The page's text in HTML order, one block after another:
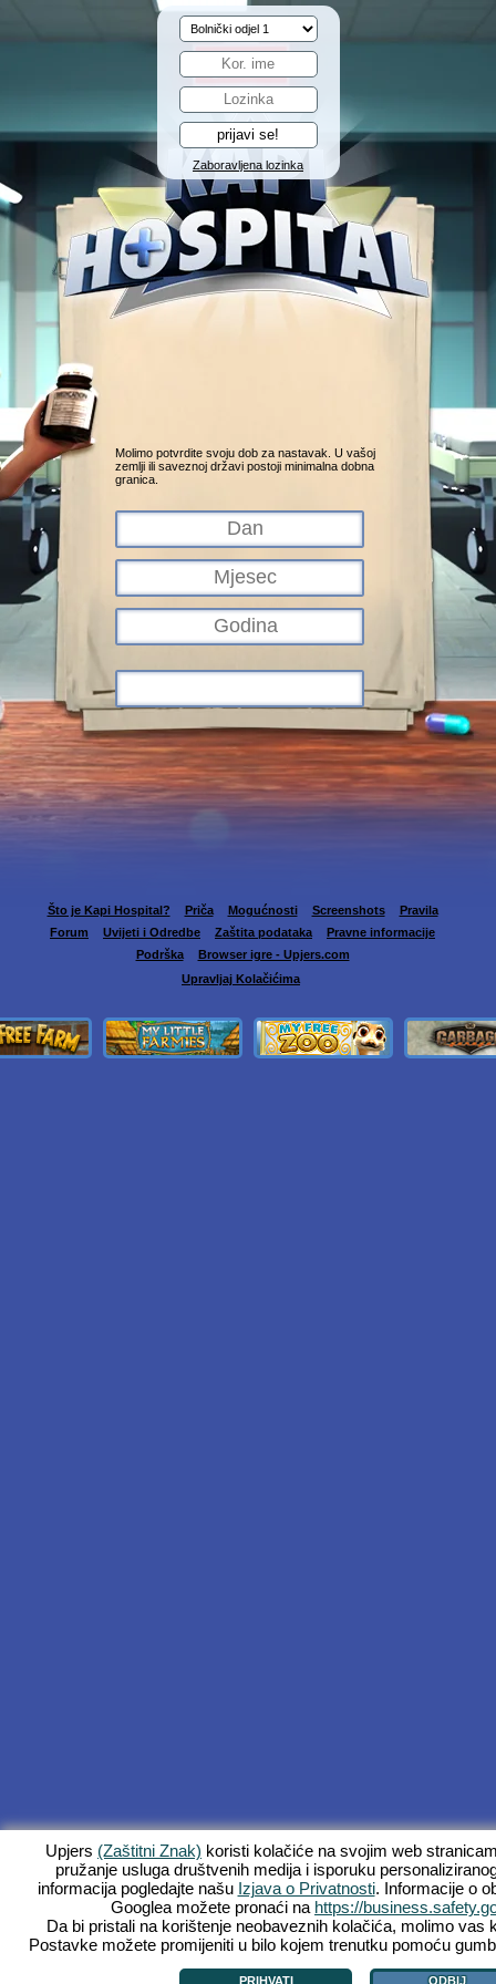
Zaboravljena lozinka
Molimo potvrdite svoju dob za nastavak. U vašoj
zemlji ili saveznoj državi postoji minimalna dobna
granica.
Što je Kapi Hospital? Priča Mogućnosti Screenshots
Pravila
Forum
Uvijeti i Odredbe Zaštita podataka
Pravne informacije
Podrška
Browser igre - Upjers.com
Upravljaj Kolačićima
Upjers (Zaštitni Znak) koristi kolačiće na svojim web
pružanje usluga društvenih medija i isporuku
informacija pogledajte našu Izjava o Privatnosti. Informacije o
Googlea možete pronaći na https://
Da bi pristali na korištenje neobaveznih kolačića, molimo vas
Postavke možete promijeniti u bilo kojem trenutku pomoću
PRIHVATI ODBIJ